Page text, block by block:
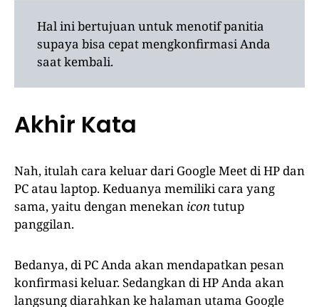
Hal ini bertujuan untuk menotif panitia
supaya bisa cepat mengkonfirmasi Anda
saat kembali.
Akhir Kata
Nah, itulah cara keluar dari Google Meet di HP dan
PC atau laptop. Keduanya memiliki cara yang
sama, yaitu dengan menekan icontutup
panggilan.
Bedanya, di PC Anda akan mendapatkan pesan
konfirmasi keluar. Sedangkan di HP Anda akan
langsung diarahkan ke halaman utama Google